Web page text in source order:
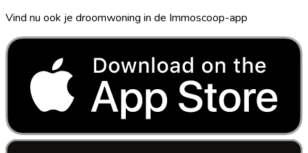
Vind nu ook je droomwoning in de Immoscoop-app